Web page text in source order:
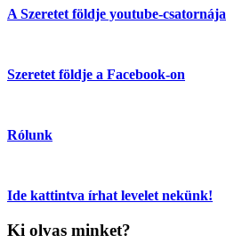
A Szeretet földje youtube-csatornája
Szeretet földje a Facebook-on
Rólunk
Ide kattintva írhat levelet nekünk!
Ki olvas minket?